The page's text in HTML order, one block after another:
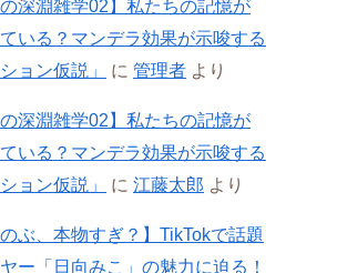
の深淵雑学02】私たちの記憶が
いる？マンデラ効果が示唆する
ョン仮説」
に 管理者 より
の深淵雑学02】私たちの記憶が
いる？マンデラ効果が示唆する
ョン仮説」
に 江藤太郎 より
のぶ、本物すぎ？】TikTokで話題
ー「日向みこ」の魅力に迫る！